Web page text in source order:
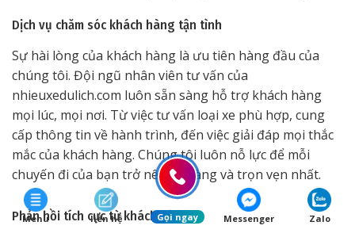
Dịch vụ chăm sóc khách hàng tận tình
Sự hài lòng của khách hàng là ưu tiên hàng đầu của
chúng tôi. Đội ngũ nhân viên tư vấn của
nhieuxedulich.com luôn sẵn sàng hỗ trợ khách hàng
mọi lúc, mọi nơi. Từ việc tư vấn loại xe phù hợp, cung
cấp thông tin về hành trình, đến việc giải đáp mọi thắc
mắc của khách hàng. Chúng tôi luôn nỗ lực để mỗi
chuyến đi của bạn trở nên dễ dàng và trọn vẹn nhất.
Phản hồi tích cực từ khách hàng
Menu liên hệ Gọi ngay Messenger Zalo